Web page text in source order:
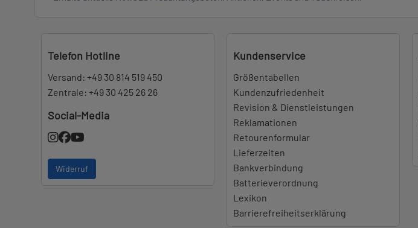
Telefon Hotline
Versand: +49 30 814 519 450
Zentrale: +49 30 425 26 26
Social-Media
Widerruf
Kundenservice
Größentabellen
Kundenzufriedenheit
Revision & Dienstleistungen
Reklamationen
Retourenformular
Lieferzeiten
Bankverbindung
Batterieverordnung
Lexikon
Barrierefreiheitserklärung